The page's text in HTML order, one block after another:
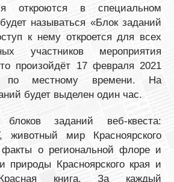
откроются в специальном
называться «Блок заданий
к нему откроется для всех
участников мероприятия
произойдёт 17 февраля 2021
местному времени. На
будет выделен один час.
заданий веб-квеста:
животный мир Красноярского
о региональной флоре и
природы Красноярского края и
Красная книга. За каждый